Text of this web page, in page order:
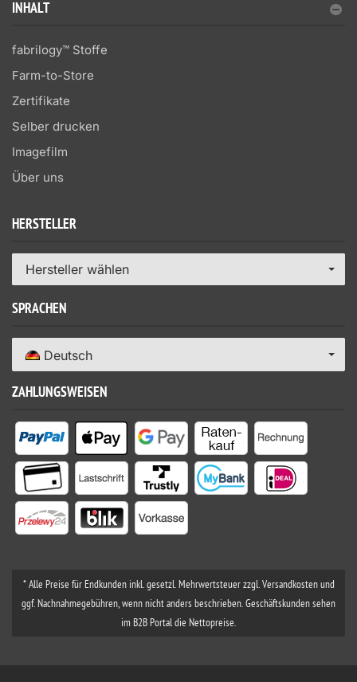
INHALT
fabrilogy™ Stoffe
Farm-to-Store
Zertifikate
Selber drucken
Imagefilm
Über uns
HERSTELLER
Hersteller wählen
SPRACHEN
Deutsch
ZAHLUNGSWEISEN
* Alle Preise für Endkunden inkl. gesetzl. Mehrwertsteuer zzgl. Versandkosten und
ggf. Nachnahmegebühren, wenn nicht anders beschrieben. Geschäftskunden sehen
im B2B Portal die Nettopreise.